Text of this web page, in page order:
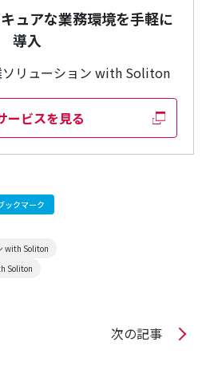
ュアな業務環境を手軽に
導入
リューション with Soliton
ービスを見る
ックマーク
with Soliton
Soliton
次の記事